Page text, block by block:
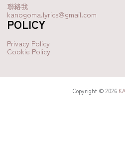
聯絡我
kanogoma.lyrics@gmail.com
POLICY
Privacy Policy
Cookie Policy
Copyright © 2026